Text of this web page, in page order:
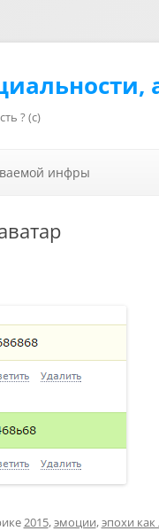
? (с)
инфры
2015,эмоции,эпохи